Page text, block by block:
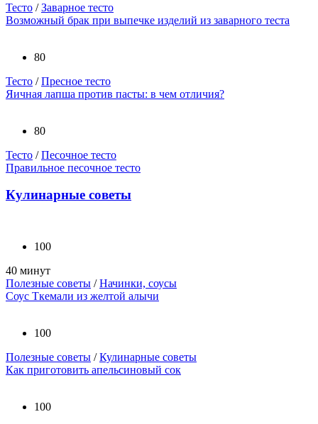
Тесто /Заварное тесто
Возможный брак при выпечке изделий из заварного теста
80
Тесто /Пресное тесто
Яичная лапша против пасты: в чем отличия?
80
Тесто /Песочное тесто
Правильное песочное тесто
Кулинарные советы
100
40 минут
Полезные советы /Начинки, соусы
Соус Ткемали из желтой алычи
100
Полезные советы /Кулинарные советы
Как приготовить апельсиновый сок
100